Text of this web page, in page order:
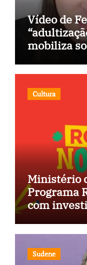
Vídeo de
mobiliza
Cultura
Ministério
Programa
com
Sudene